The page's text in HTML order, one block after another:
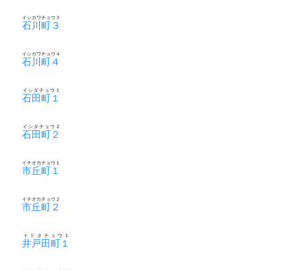
石川町３
イシカワチョウ３
石川町４
イシカワチョウ４
石田町１
イシダチョウ１
石田町２
イシダチョウ２
市丘町１
イチオカチョウ１
市丘町２
イチオカチョウ２
井戸田町１
イドタチョウ１